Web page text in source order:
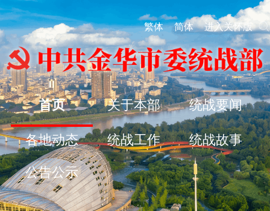
繁体 简体 进入关怀版
首页 关于本部 统战要闻
各地动态 统战工作 统战故事
公告公示